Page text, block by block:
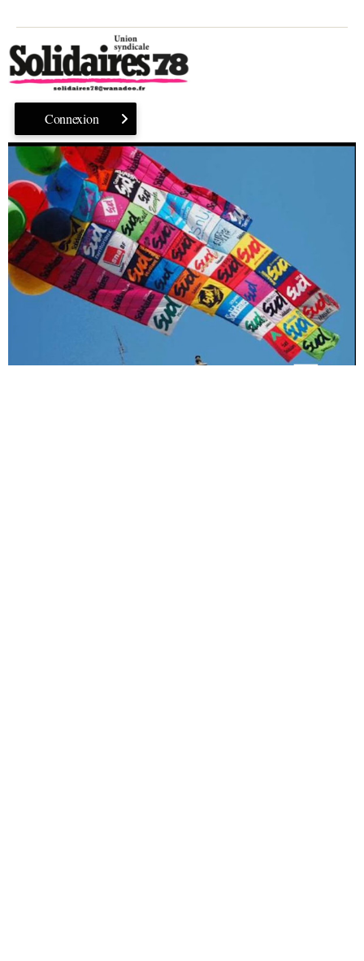
Connexion